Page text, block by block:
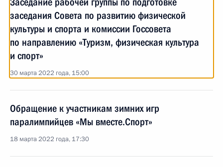
заседания Совета по развитию физической
культуры и спорта и комиссии Госсовета
по направлению «Туризм, физическая культура
и спорт»
30 марта 2022 года, 15:00
Обращение к участникам зимних игр
паралимпийцев «Мы вместе.Спорт»
18 марта 2022 года, 17:30